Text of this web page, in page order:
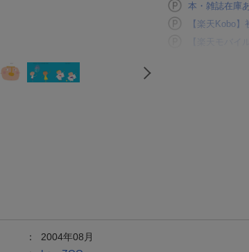
本・雑誌在庫
【楽天Kobo
【楽天モバイ
： 2004年08月